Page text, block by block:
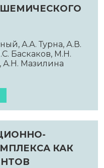
А.А. Турна, А.В.
Баскаков, М.Н.
А.Н. Мазилина
КАК